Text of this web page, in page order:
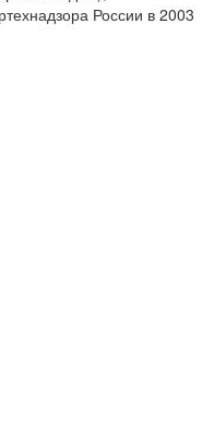
России в 2003